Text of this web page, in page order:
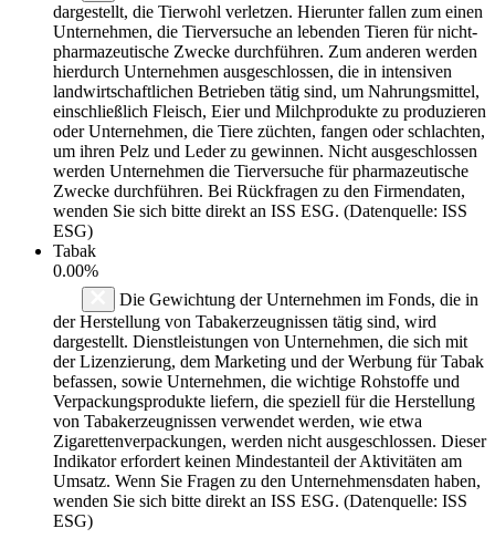
dargestellt, die Tierwohl verletzen. Hierunter fallen zum einen
Unternehmen, die Tierversuche an lebenden Tieren für nicht-
pharmazeutische Zwecke durchführen. Zum anderen werden
hierdurch Unternehmen ausgeschlossen, die in intensiven
landwirtschaftlichen Betrieben tätig sind, um Nahrungsmittel,
einschließlich Fleisch, Eier und Milchprodukte zu produzieren
oder Unternehmen, die Tiere züchten, fangen oder schlachten,
um ihren Pelz und Leder zu gewinnen. Nicht ausgeschlossen
werden Unternehmen die Tierversuche für pharmazeutische
Zwecke durchführen. Bei Rückfragen zu den Firmendaten,
wenden Sie sich bitte direkt an ISS ESG. (Datenquelle: ISS
ESG)
Tabak
0.00%
Die Gewichtung der Unternehmen im Fonds, die in
der Herstellung von Tabakerzeugnissen tätig sind, wird
dargestellt. Dienstleistungen von Unternehmen, die sich mit
der Lizenzierung, dem Marketing und der Werbung für Tabak
befassen, sowie Unternehmen, die wichtige Rohstoffe und
Verpackungsprodukte liefern, die speziell für die Herstellung
von Tabakerzeugnissen verwendet werden, wie etwa
Zigarettenverpackungen, werden nicht ausgeschlossen. Dieser
Indikator erfordert keinen Mindestanteil der Aktivitäten am
Umsatz. Wenn Sie Fragen zu den Unternehmensdaten haben,
wenden Sie sich bitte direkt an ISS ESG. (Datenquelle: ISS
ESG)